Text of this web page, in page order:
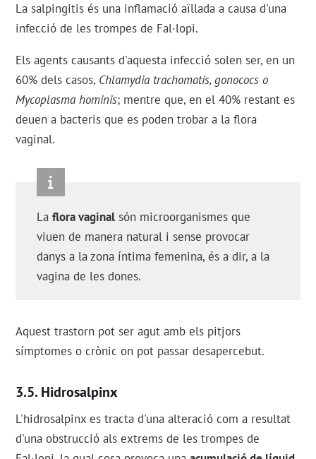
La salpingitis és una inflamació aïllada a causa d'una
infecció de les trompes de Fal·lopi.
Els agents causants d'aquesta infecció solen ser, en un
60% dels casos, Chlamydia trachomatis, gonococs o
Mycoplasma hominis; mentre que, en el 40% restant es
deuen a bacteris que es poden trobar a la flora
vaginal.
Laflora vaginal són microorganismes que
viuen de manera natural i sense provocar
danys a la zona íntima femenina, és a dir, a la
vagina de les dones.
Aquest trastorn pot ser agut amb els pitjors
símptomes o crònic on pot passar desapercebut.
Hidrosalpinx
L'hidrosalpinx es tracta d'una alteració com a resultat
d'una obstrucció als extrems de les trompes de